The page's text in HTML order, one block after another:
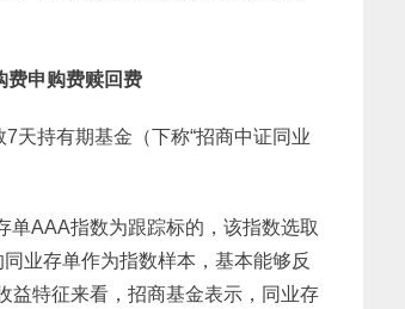
费申购费赎回费
天持有期基金（下称“招商中证同业
单AAA指数为跟踪标的，该指数选取
业存单作为指数样本，基本能够反
益特征来看，招商基金表示，同业存